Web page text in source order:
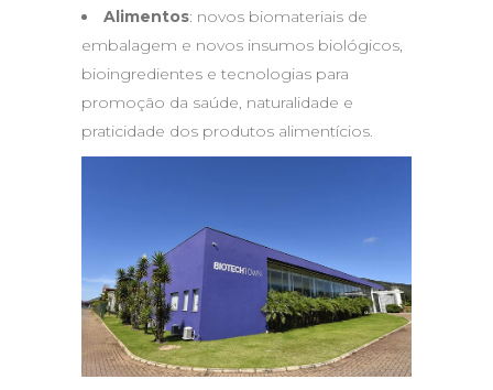
Alimentos: novos biomateriais de
embalagem e novos insumos biológicos,
bioingredientes e tecnologias para
promoção da saúde, naturalidade e
praticidade dos produtos alimentícios.